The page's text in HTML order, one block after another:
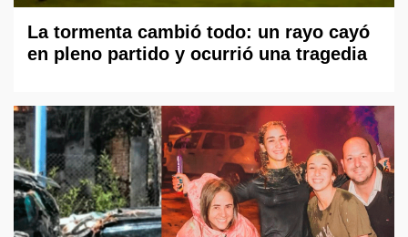
La tormenta cambió todo: un rayo cayó
en pleno partido y ocurrió una tragedia